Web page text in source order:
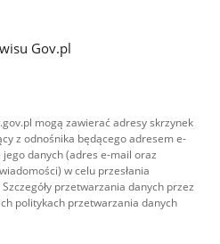
Gov.pl
mogą zawierać adresy skrzynek
z odnośnika będącego adresem e-
danych (adres e-mail oraz
w celu przesłania
przetwarzania danych przez
politykach przetwarzania danych